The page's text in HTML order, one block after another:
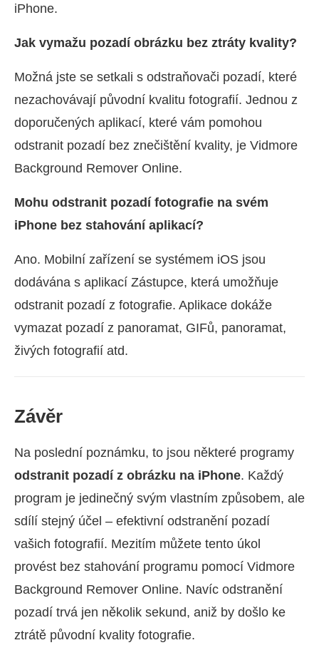
iPhone.
Jak vymažu pozadí obrázku bez ztráty kvality?
Možná jste se setkali s odstraňovači pozadí, které
nezachovávají původní kvalitu fotografií. Jednou z
doporučených aplikací, které vám pomohou
odstranit pozadí bez znečištění kvality, je Vidmore
Background Remover Online.
Mohu odstranit pozadí fotografie na svém
iPhone bez stahování aplikací?
Ano. Mobilní zařízení se systémem iOS jsou
dodávána s aplikací Zástupce, která umožňuje
odstranit pozadí z fotografie. Aplikace dokáže
vymazat pozadí z panoramat, GIFů, panoramat,
živých fotografií atd.
Závěr
Na poslední poznámku, to jsou některé programy
odstranit pozadí z obrázku na iPhone. Každý
program je jedinečný svým vlastním způsobem, ale
sdílí stejný účel – efektivní odstranění pozadí
vašich fotografií. Mezitím můžete tento úkol
provést bez stahování programu pomocí Vidmore
Background Remover Online. Navíc odstranění
pozadí trvá jen několik sekund, aniž by došlo ke
ztrátě původní kvality fotografie.